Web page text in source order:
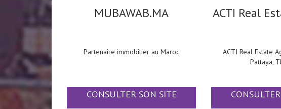
MUBAWAB.MA
Partenaire immobilier au Maroc
CONSULTER SON SITE
ACTI Real
ACTI Real Estate
Pattaya,